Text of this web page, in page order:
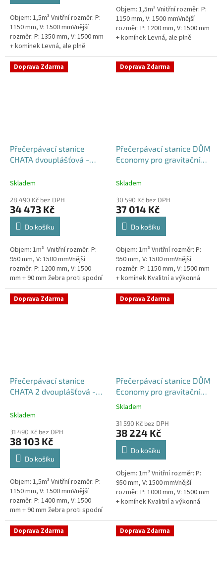
Objem: 1,5m³ Vnitřní rozměr: P:
1150 mm, V: 1500 mmVnější
rozměr: P: 1350 mm, V: 1500 mm
+ komínek Levná, ale plně
funkční přečerpávací stanice
určená k chatám, zahradám,...
hvězdiček.
Objem: 1,5m³ Vnitřní rozměr: P:
1150 mm, V: 1500 mmVnější
rozměr: P: 1200 mm, V: 1500 mm
+ komínek Levná, ale plně
určená k chatám, zahradám,...
Doprava Zdarma
Přečerpávací stanice
CHATA dvouplášťová -
Skladem
28 490 Kč bez DPH
34 473 Kč
Do košíku
Objem: 1m³ Vnitřní rozměr: P:
950 mm, V: 1500 mmVnější
rozměr: P: 1200 mm, V: 1500
mm + 90 mm žebra proti spodní
vodě + komínek Levná, ale plně
funkční přečerpávací...
Doprava Zdarma
Přečerpávací stanice DŮM
Economy pro gravitační
- nádrž 1m3
Skladem
30 590 Kč bez DPH
37 014 Kč
Do košíku
Objem: 1m³ Vnitřní rozměr: P:
950 mm, V: 1500 mmVnější
rozměr: P: 1150 mm, V: 1500 mm
+ komínek Kvalitní a výkonná
přečerpávací stanice k chatám,
chalupám a rodinným domům...
Doprava Zdarma
Přečerpávací stanice
CHATA 2 dvouplášťová -
Skladem
31 490 Kč bez DPH
38 103 Kč
Do košíku
Objem: 1,5m³ Vnitřní rozměr: P:
1150 mm, V: 1500 mmVnější
rozměr: P: 1400 mm, V: 1500
mm + 90 mm žebra proti spodní
vodě + komínek Průměr 1150
mm, vnější průměr 1400 mm,...
Doprava Zdarma
Přečerpávací stanice DŮM
Economy pro gravitační
kanalizace samonosná -
Průměrné
produktu
je
5,0
hvězdiček.
Skladem
31 590 Kč bez DPH
38 224 Kč
Do košíku
Objem: 1m³ Vnitřní rozměr: P:
950 mm, V: 1500 mmVnější
rozměr: P: 1000 mm, V: 1500 mm
+ komínek Kvalitní a výkonná
chalupám a rodinným domům...
Doprava Zdarma Doprava Zdarma